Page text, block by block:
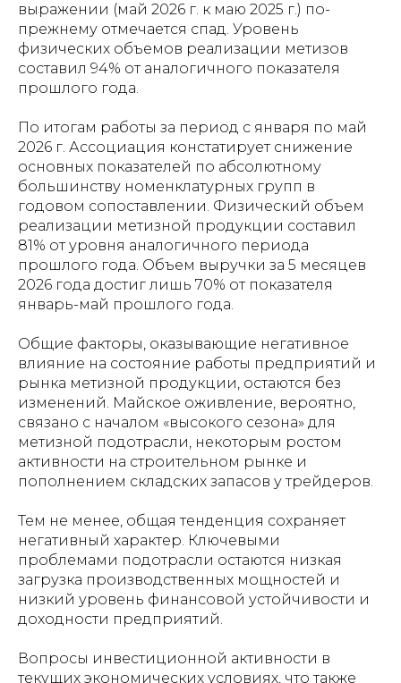
выражении (май 2026 г. к маю 2025 г.) по-
прежнему отмечается спад. Уровень
физических объемов реализации метизов
составил 94% от аналогичного показателя
прошлого года.
По итогам работы за период с января по май
2026 г. Ассоциация констатирует снижение
основных показателей по абсолютному
большинству номенклатурных групп в
годовом сопоставлении. Физический объем
реализации метизной продукции составил
81% от уровня аналогичного периода
прошлого года. Объем выручки за 5 месяцев
2026 года достиг лишь 70% от показателя
январь-май прошлого года.
Общие факторы, оказывающие негативное
влияние на состояние работы предприятий и
рынка метизной продукции, остаются без
изменений. Майское оживление, вероятно,
связано с началом «высокого сезона» для
метизной подотрасли, некоторым ростом
активности на строительном рынке и
пополнением складских запасов у трейдеров.
Тем не менее, общая тенденция сохраняет
негативный характер. Ключевыми
проблемами подотрасли остаются низкая
загрузка производственных мощностей и
низкий уровень финансовой устойчивости и
доходности предприятий.
Вопросы инвестиционной активности в
текущих экономических условиях, что также